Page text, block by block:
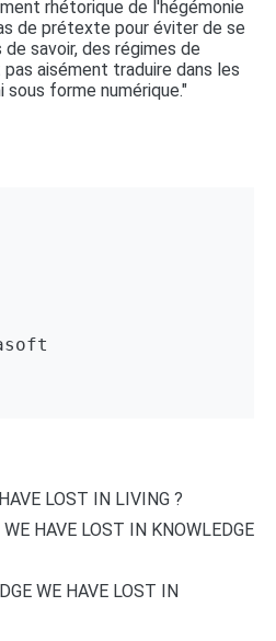
rhétorique de l'hégémonie
de prétexte pour éviter de se
savoir, des régimes de
aisément traduire dans les
forme numérique."
LOST IN LIVING ?
HAVE LOST IN KNOWLEDGE
WE HAVE LOST IN